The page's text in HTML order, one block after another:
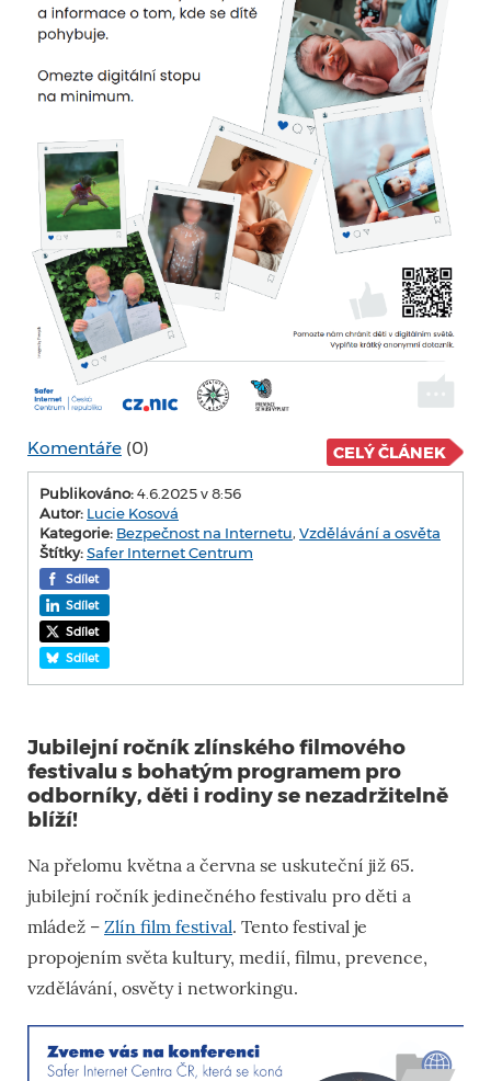
Komentáře (0) CELÝ ČLÁNEK
Publikováno:4.6.2025 v 8:56
Autor: Lucie Kosová
Kategorie: Bezpečnost na Internetu, Vzdělávání a osvěta
Štítky:Safer Internet Centrum
Sdílet
Sdílet
Sdílet
Sdílet
Jubilejní ročník zlínského filmového
festivalu s bohatým programem pro
odborníky, děti i rodiny se nezadržitelně
blíží!
Na přelomu května a června se uskuteční již 65.
jubilejní ročník jedinečného festivalu pro děti a
mládež – Zlín film festival. Tento festival je
propojením světa kultury, medií, filmu, prevence,
vzdělávání, osvěty i networkingu.